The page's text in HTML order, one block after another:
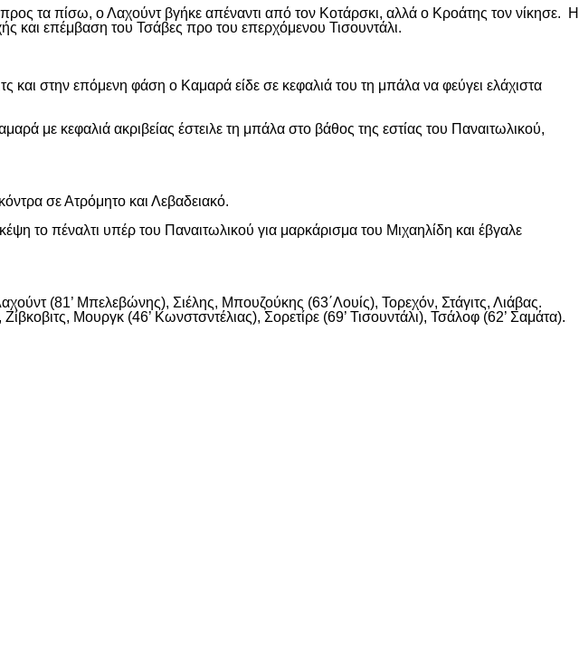
τα πίσω, ο Λαχούντ βγήκε απέναντι από τον Κοτάρσκι, αλλά ο Κροάτης τον νίκησε. Η
και επέμβαση του Τσάβες προ του επερχόμενου Τισουντάλι.
και στην επόμενη φάση ο Καμαρά είδε σε κεφαλιά του τη μπάλα να φεύγει ελάχιστα
με κεφαλιά ακριβείας έστειλε τη μπάλα στο βάθος της εστίας του Παναιτωλικού,
σε Ατρόμητο και Λεβαδειακό.
το πέναλτι υπέρ του Παναιτωλικού για μαρκάρισμα του Μιχαηλίδη και έβγαλε
(81’ Μπελεβώνης), Σιέλης, Μπουζούκης (63΄Λουίς), Τορεχόν, Στάγιτς, Λιάβας.
Μουργκ (46’ Κωνστσντέλιας), Σορετίρε (69’ Τισουντάλι), Τσάλοφ (62’ Σαμάτα).